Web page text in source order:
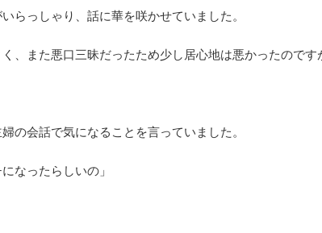
らっしゃり、話に華を咲かせていました。
、また悪口三昧だったため少し居心地は悪かったのです
の会話で気になることを言っていました。
なったらしいの」